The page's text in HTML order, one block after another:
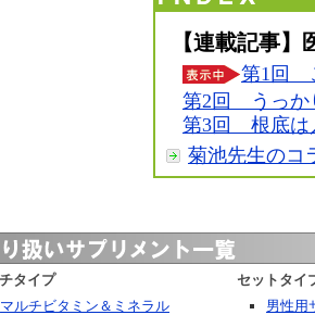
【連載記事】
第1回
第2回 うっか
第3回 根底は
菊池先生のコ
タイプ
マルチビタミン＆ミネラル
セットタイ
男性用